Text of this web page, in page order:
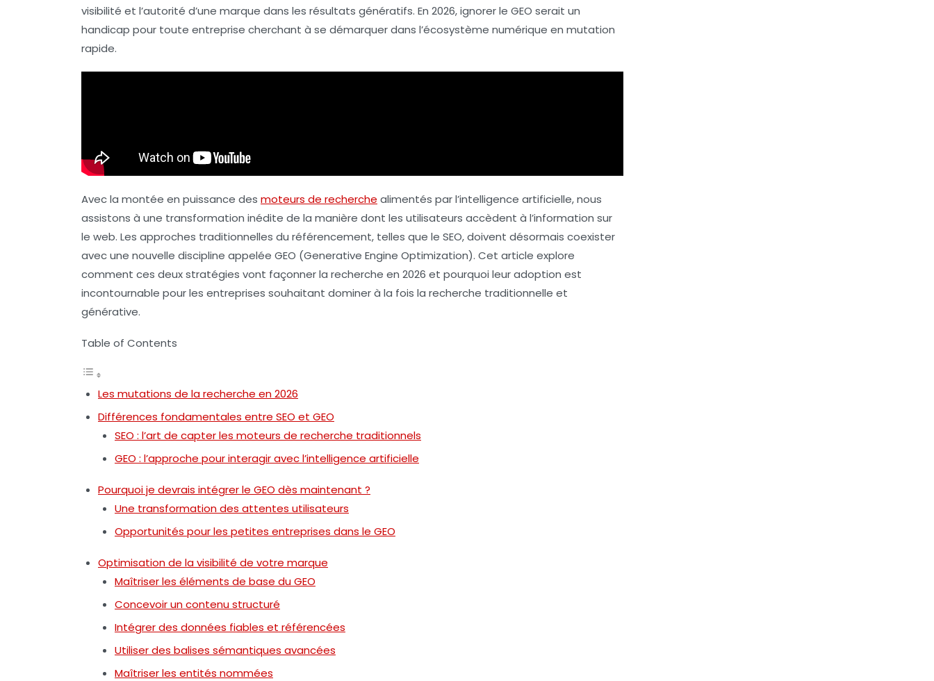
visibilité et l’autorité d’une marque dans les résultats génératifs. En 2026, ignorer le GEO serait un
handicap pour toute entreprise cherchant à se démarquer dans l’écosystème numérique en mutation
rapide.
Avec la montée en puissance des moteurs de recherche alimentés par l’intelligence artificielle, nous
assistons à une transformation inédite de la manière dont les utilisateurs accèdent à l’information sur
le web. Les approches traditionnelles du référencement, telles que le SEO, doivent désormais coexister
avec une nouvelle discipline appelée GEO (Generative Engine Optimization). Cet article explore
comment ces deux stratégies vont façonner la recherche en 2026 et pourquoi leur adoption est
incontournable pour les entreprises souhaitant dominer à la fois la recherche traditionnelle et
générative.
Table of Contents
Les mutations de la recherche en 2026
Différences fondamentales entre SEO et GEO
SEO : l’art de capter les moteurs de recherche traditionnels
GEO : l’approche pour interagir avec l’intelligence artificielle
Pourquoi je devrais intégrer le GEO dès maintenant ?
Une transformation des attentes utilisateurs
Opportunités pour les petites entreprises dans le GEO
Optimisation de la visibilité de votre marque
Maîtriser les éléments de base du GEO
Concevoir un contenu structuré
Intégrer des données fiables et référencées
Utiliser des balises sémantiques avancées
Maîtriser les entités nommées